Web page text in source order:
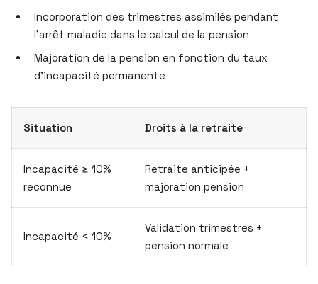
Incorporation des trimestres assimilés pendant
l’arrêt maladie dans le calcul de la pension
Majoration de la pension en fonction du taux
d’incapacité permanente
Situation Droits à la retraite
Incapacité ≥ 10%
reconnue
Retraite anticipée +
majoration pension
Incapacité < 10%
Validation trimestres +
pension normale